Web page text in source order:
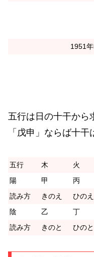
1951
五行は日の十干から
「戊申」ならば十干
五行 木 火
陽
甲 丙
読み方
きのえ ひのえ
陰
乙 丁
読み方
きのと ひのと